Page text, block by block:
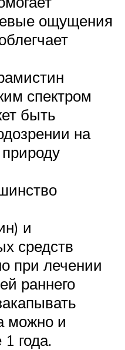
ощущения
спектром
быть
на
и
средств
при лечении
раннего
можно и
года.